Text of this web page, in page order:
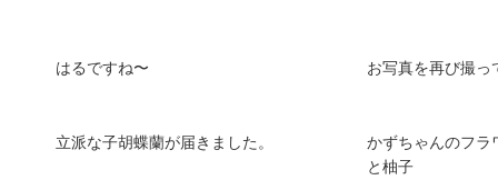
はるですね〜 お写真を再び撮っ
立派な子胡蝶蘭が届きました。
かずちゃんのフラ
と柚子